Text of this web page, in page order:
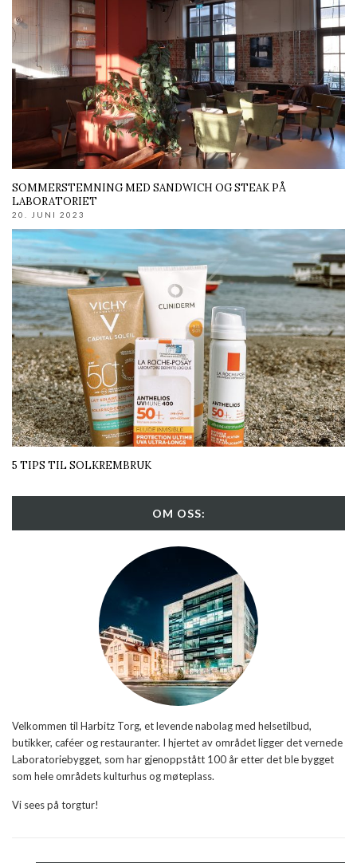
SOMMERSTEMNING MED SANDWICH OG STEAK PÅ
LABORATORIET
20. JUNI 2023
5 TIPS TIL SOLKREMBRUK
OM OSS:
Velkommen til Harbitz Torg, et levende nabolag med helsetilbud,
butikker, caféer og restauranter. I hjertet av området ligger det vernede
Laboratoriebygget, som har gjenoppstått 100 år etter det ble bygget
som hele områdets kulturhus og møteplass.
Vi sees på torgtur!